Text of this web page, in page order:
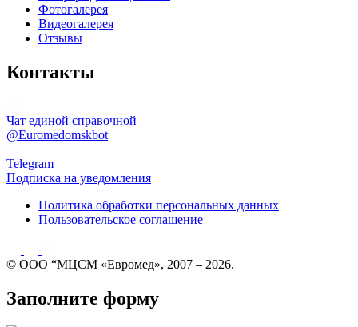
Фотогалерея
Видеогалерея
Отзывы
Контакты
Чат единой справочной
@Euromedomskbot
Telegram
Подписка на уведомления
Политика обработки персональных данных
Пользовательское соглашение
© ООО “МЦСМ «Евромед», 2007 – 2026.
Заполните форму